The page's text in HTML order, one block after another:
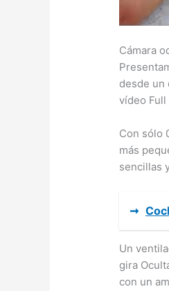
Cámara
desde
vídeo
Con sólo
más
sencillas
➞
Un
gira
con un